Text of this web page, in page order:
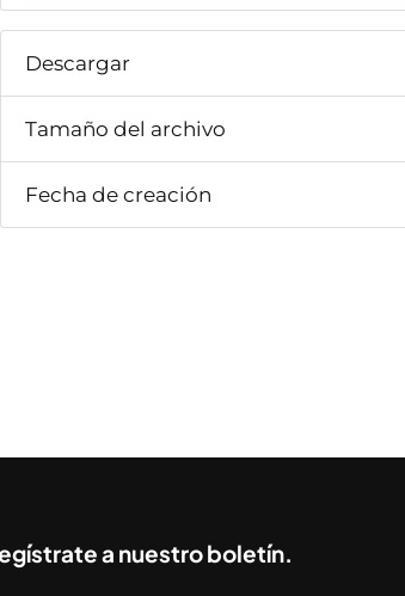
Descargar
Tamaño del archivo
Fecha de creación
a nuestro boletín.